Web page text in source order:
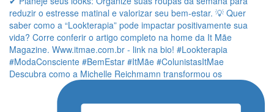
Descubra como a Michelle Reichmamn transformou os